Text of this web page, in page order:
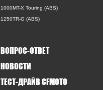
1000MT-X Touring (ABS)
1250TR-G (ABS)
ВОПРОС-ОТВЕТ
НОВОСТИ
ТЕСТ-ДРАЙВ CFMOTO